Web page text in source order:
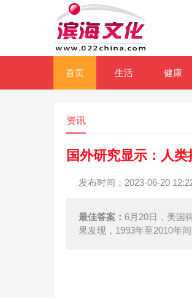
首页 生活 健康
资讯
国外研究显示：人
发布时间：2023-06-20
最佳答案： 6月20日，美国
果发现，1993年至2010年